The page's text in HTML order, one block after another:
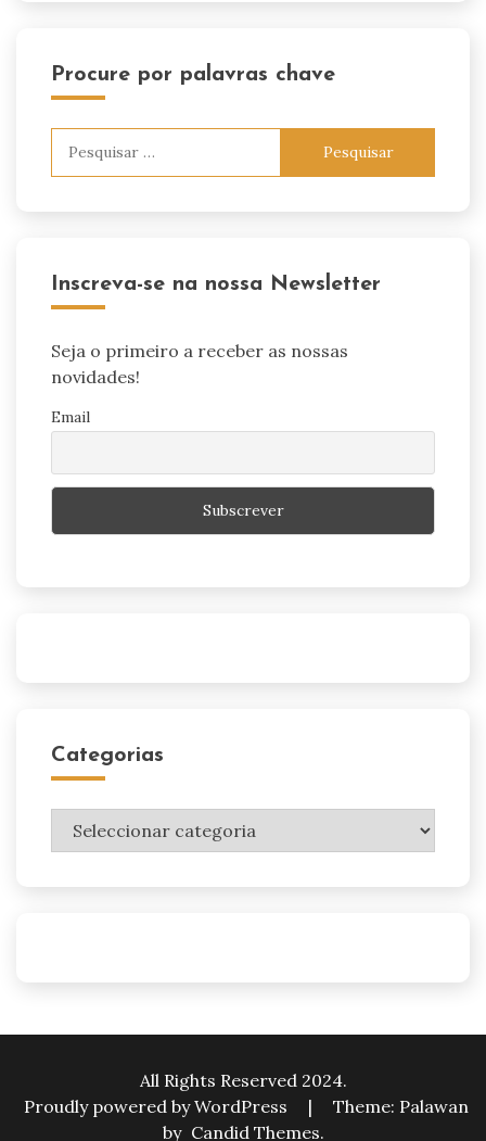
Procure por palavras chave
Inscreva-se na nossa Newsletter
Seja o primeiro a receber as nossas
novidades!
Email
Categorias
Categorias
All Rights Reserved 2024.
Proudly powered by WordPress
|
Theme: Palawan
by Candid Themes.